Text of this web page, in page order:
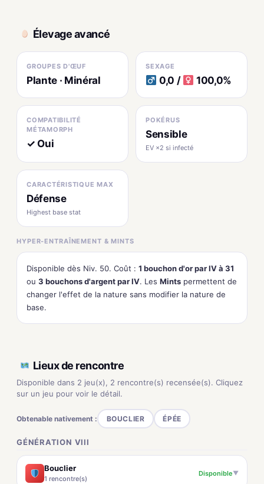
Élevage avancé
GROUPES D'ŒUF
Plante · Minéral
SEXAGE
0,0 / 100,0%
COMPATIBILITÉ
MÉTAMORPH
✓ Oui
POKÉRUS
Sensible
EV ×2 si infecté
CARACTÉRISTIQUE MAX
Défense
Highest base stat
HYPER-ENTRAÎNEMENT & MINTS
Disponible dès Niv. 50. Coût : 1 bouchon d'or par IV à 31
ou 3 bouchons d'argent par IV. Les Mints permettent de
changer l'effet de la nature sans modifier la nature de
base.
Lieux de rencontre
Disponible dans 2 jeu(x), 2 rencontre(s) recensée(s). Cliquez
sur un jeu pour voir le détail.
Obtenable nativement : BOUCLIER ÉPÉE
GÉNÉRATION VIII
Bouclier
1 rencontre(s)
Disponible▼